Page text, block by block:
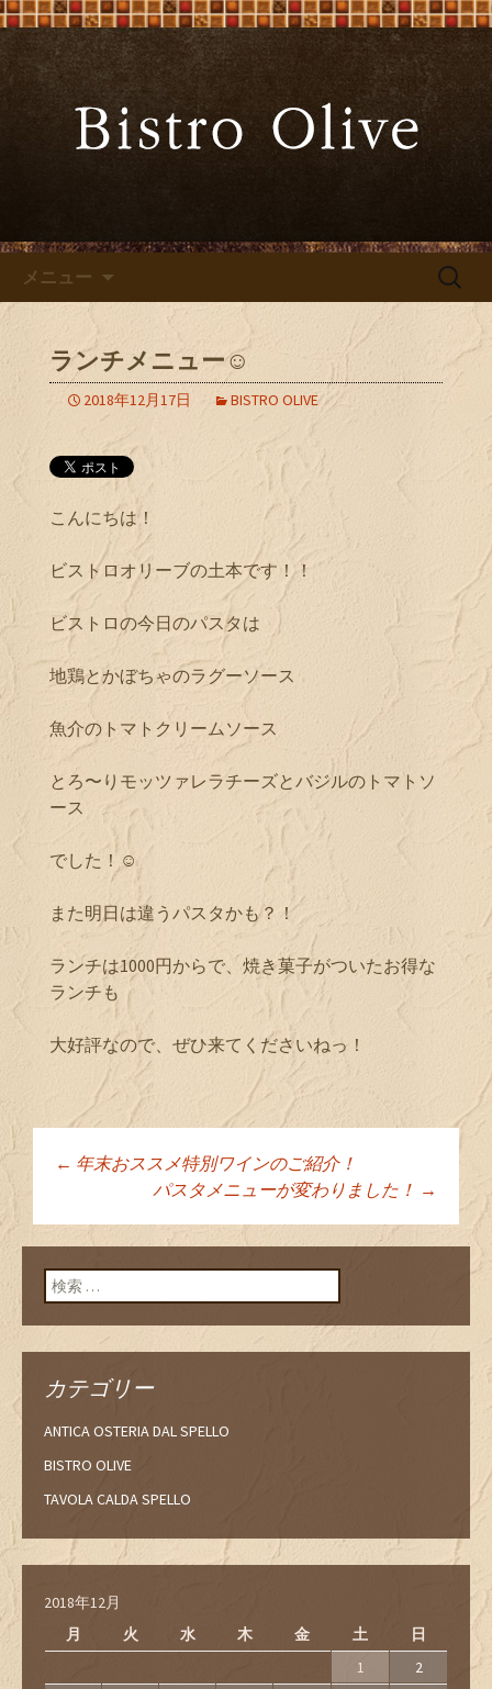
大阪難波の「Bistro Olive（ビ
ストロ オリーブ）」
大阪難波の「ビストロオリーブ」でワ
インと炭火焼料理を
メニュー
検
ランチメニュー☺︎
2018年12月17日 BISTRO OLIVE
こんにちは！
ビストロオリーブの土本です！！
ビストロの今日のパスタは
地鶏とかぼちゃのラグーソース
魚介のトマトクリームソース
とろ〜りモッツァレラチーズとバジルのトマトソ
ース
でした！☺︎
また明日は違うパスタかも？！
ランチは1000円からで、焼き菓子がついたお得な
ランチも
大好評なので、ぜひ来てくださいねっ！
投稿ナビゲーショ
ン
← 年末おススメ特別ワインのご紹介！
パスタメニューが変わりました！ →
検索:
カテゴリー
ANTICA OSTERIA DAL SPELLO
BISTRO OLIVE
TAVOLA CALDA SPELLO
2018年12月
月
火 水 木 金 土 日
1
2